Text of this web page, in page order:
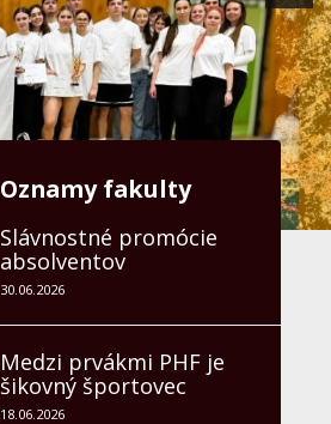
Oznamy fakulty
Slávnostné promócie
absolventov
30.06.2026
Medzi prvákmi PHF je
šikovný športovec
18.06.2026